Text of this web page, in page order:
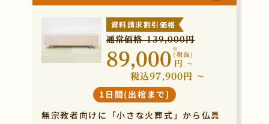
資料請求割引価格
通常価格 139,000円
89,000
※
円
(税抜)
~
税込97,900円 ~
1日間(出棺まで)
無宗教者向けに「小さな火葬式」から仏具